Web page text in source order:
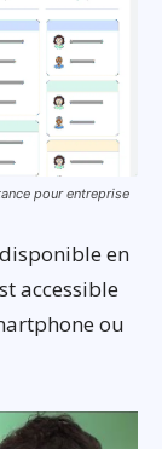
pour entreprise
en
accessible
ou